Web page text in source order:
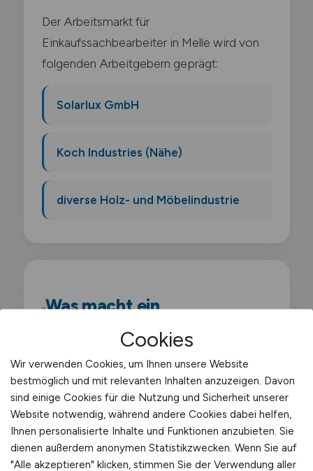
Der Arbeitsmarkt für
Einkaufssachbearbeiter in Melle wird von
folgenden Arbeitgebern geprägt:
Solarlux GmbH
Koch Industries (Nähe)
diverse Holz- und Möbelindustrie
Was macht ein
Als Einkaufssachbearbeiter unterstützt du
den Einkauf im Tagesgeschäft. Du erfasst
Bestellungen. pflegst Stammdaten.
überwachst Liefertermine und bearbeitest
Rechnungen. Du bist erste Anlaufstelle für
Cookies
Wir verwenden Cookies, um Ihnen unsere Website
bestmöglich und mit relevanten Inhalten anzuzeigen. Davon
sind einige Cookies für die Nutzung und Sicherheit unserer
Website notwendig, während andere Cookies dabei helfen,
Ihnen personalisierte Inhalte und Funktionen anzubieten. Sie
dienen außerdem anonymen Statistikzwecken. Wenn Sie auf
"Alle akzeptieren" klicken, stimmen Sie der Verwendung aller